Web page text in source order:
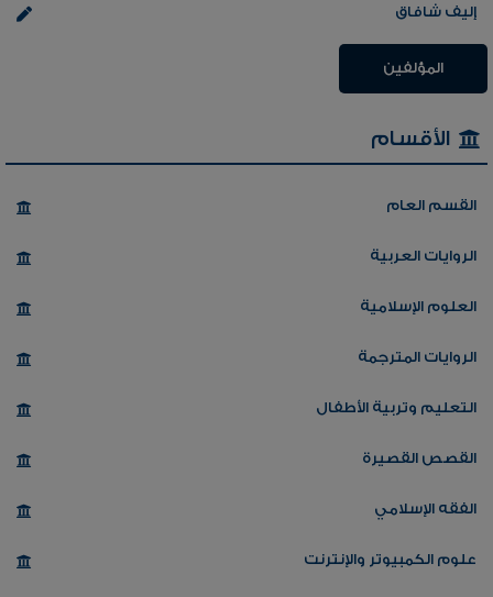
إليف شافاق
المؤلفين
الأقسام
القسم العام
الروايات العربية
العلوم الإسلامية
الروايات المترجمة
التعليم وتربية الأطفال
القصص القصيرة
الفقه الإسلامي
علوم الكمبيوتر والإنترنت